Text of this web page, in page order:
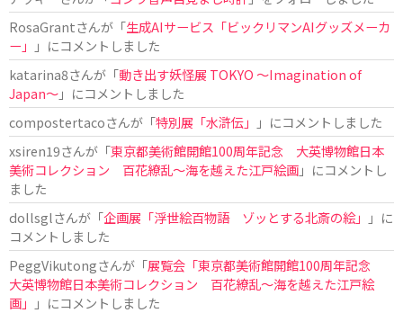
RosaGrantさんが「生成AIサービス「ビックリマンAIグッズメーカ
ー」
」にコメントしました
katarina8さんが「動き出す妖怪展 TOKYO 〜Imagination of
Japan〜」にコメントしました
compostertacoさんが「特別展「水滸伝」
」にコメントしました
xsiren19さんが「東京都美術館開館100周年記念 大英博物館日本
美術コレクション 百花繚乱～海を越えた江戸絵画」にコメントし
ました
dollsglさんが「企画展「浮世絵百物語 ゾッとする北斎の絵」
」に
コメントしました
PeggVikutongさんが「展覧会「東京都美術館開館100周年記念
大英博物館日本美術コレクション 百花繚乱〜海を越えた江戸絵
画」
」にコメントしました